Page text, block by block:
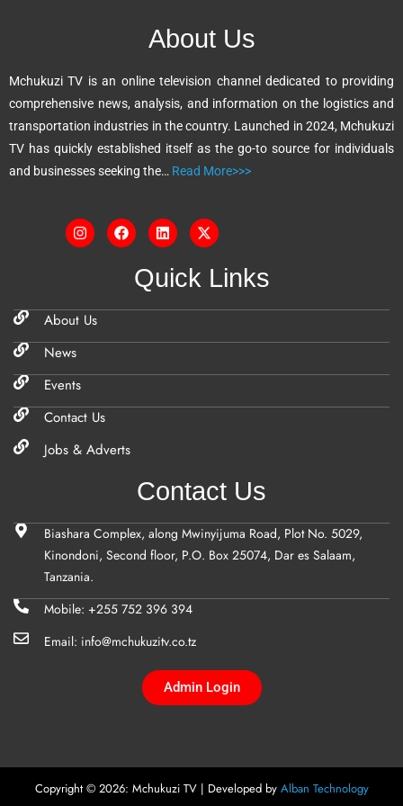
i
v
e
:
About Us
Mchukuzi TV is an online television channel dedicated to providing
comprehensive news, analysis, and information on the logistics and
transportation industries in the country. Launched in 2024, Mchukuzi
TV has quickly established itself as the go-to source for individuals
and businesses seeking the… Read More>>>
Quick Links
About Us
News
Events
Contact Us
Jobs & Adverts
Contact Us
Biashara Complex, along Mwinyijuma Road, Plot No. 5029,
Kinondoni, Second floor, P.O. Box 25074, Dar es Salaam,
Tanzania.
Mobile: +255 752 396 394
Email: info@mchukuzitv.co.tz
Admin Login
Copyright © 2026: Mchukuzi TV | Developed by Alban Technology